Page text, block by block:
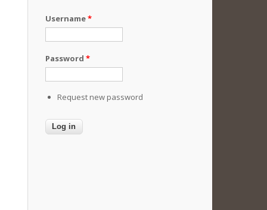
Username*
Password *
Request new password